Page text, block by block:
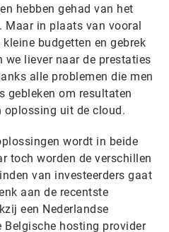
hebben gehad van het
Maar in plaats van vooral
budgetten en gebrek
liever naar de prestaties
alle problemen die men
gebleken om resultaten
oplossing uit de cloud.
wordt in beide
toch worden de verschillen
van investeerders gaat
aan de recentste
een Nederlandse
Belgische hosting provider